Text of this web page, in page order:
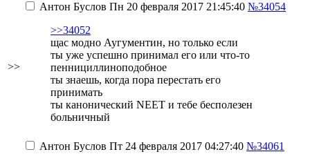
>>
Антон Буслов Пн 20 февраля 2017 21:45:40 №34054
>>34052
щас модно Аугументин, но только если
ты уже успешно принимал его или что-то
пеннициллиноподобное
ты знаешь, когда пора перестать его
принимать
ты канонический NEET и тебе бесполезен
больничный
Антон Буслов Пт 24 февраля 2017 04:27:40 №34061